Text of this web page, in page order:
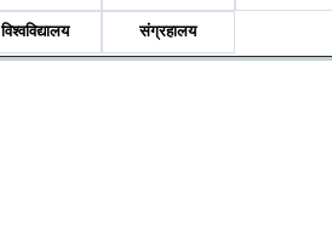
विश्वविद्यालय संग्रहालय